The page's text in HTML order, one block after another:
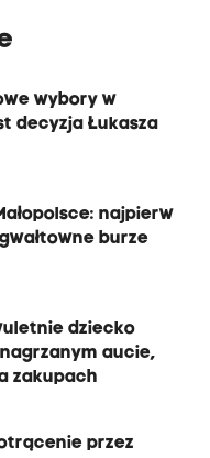
wybory w
decyzja Łukasza
najpierw
burze
dziecko
aucie,
zakupach
przez